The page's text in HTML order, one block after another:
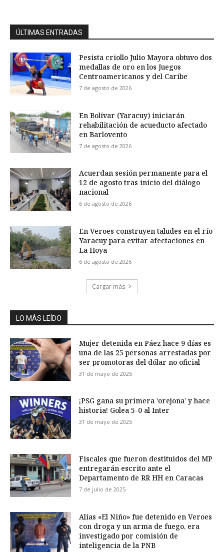
ÚLTIMAS ENTRADAS
Pesista criollo Julio Mayora obtuvo dos
medallas de oro en los Juegos
Centroamericanos y del Caribe
7 de agosto de 2026
En Bolívar (Yaracuy) iniciarán
rehabilitación de acueducto afectado
en Barlovento
7 de agosto de 2026
Acuerdan sesión permanente para el
12 de agosto tras inicio del diálogo
nacional
6 de agosto de 2026
En Veroes construyen taludes en el río
Yaracuy para evitar afectaciones en
La Hoya
6 de agosto de 2026
Cargar más
LO MÁS LEÍDO
Mujer detenida en Páez hace 9 días es
una de las 25 personas arrestadas por
ser promotoras del dólar no oficial
31 de mayo de 2025
¡PSG gana su primera ‘orejona’ y hace
historia! Golea 5-0 al Inter
31 de mayo de 2025
Fiscales que fueron destituidos del MP
entregarán escrito ante el
Departamento de RR HH en Caracas
7 de julio de 2025
Alias «El Niño» fue detenido en Veroes
con droga y un arma de fuego, era
investigado por comisión de
inteligencia de la PNB